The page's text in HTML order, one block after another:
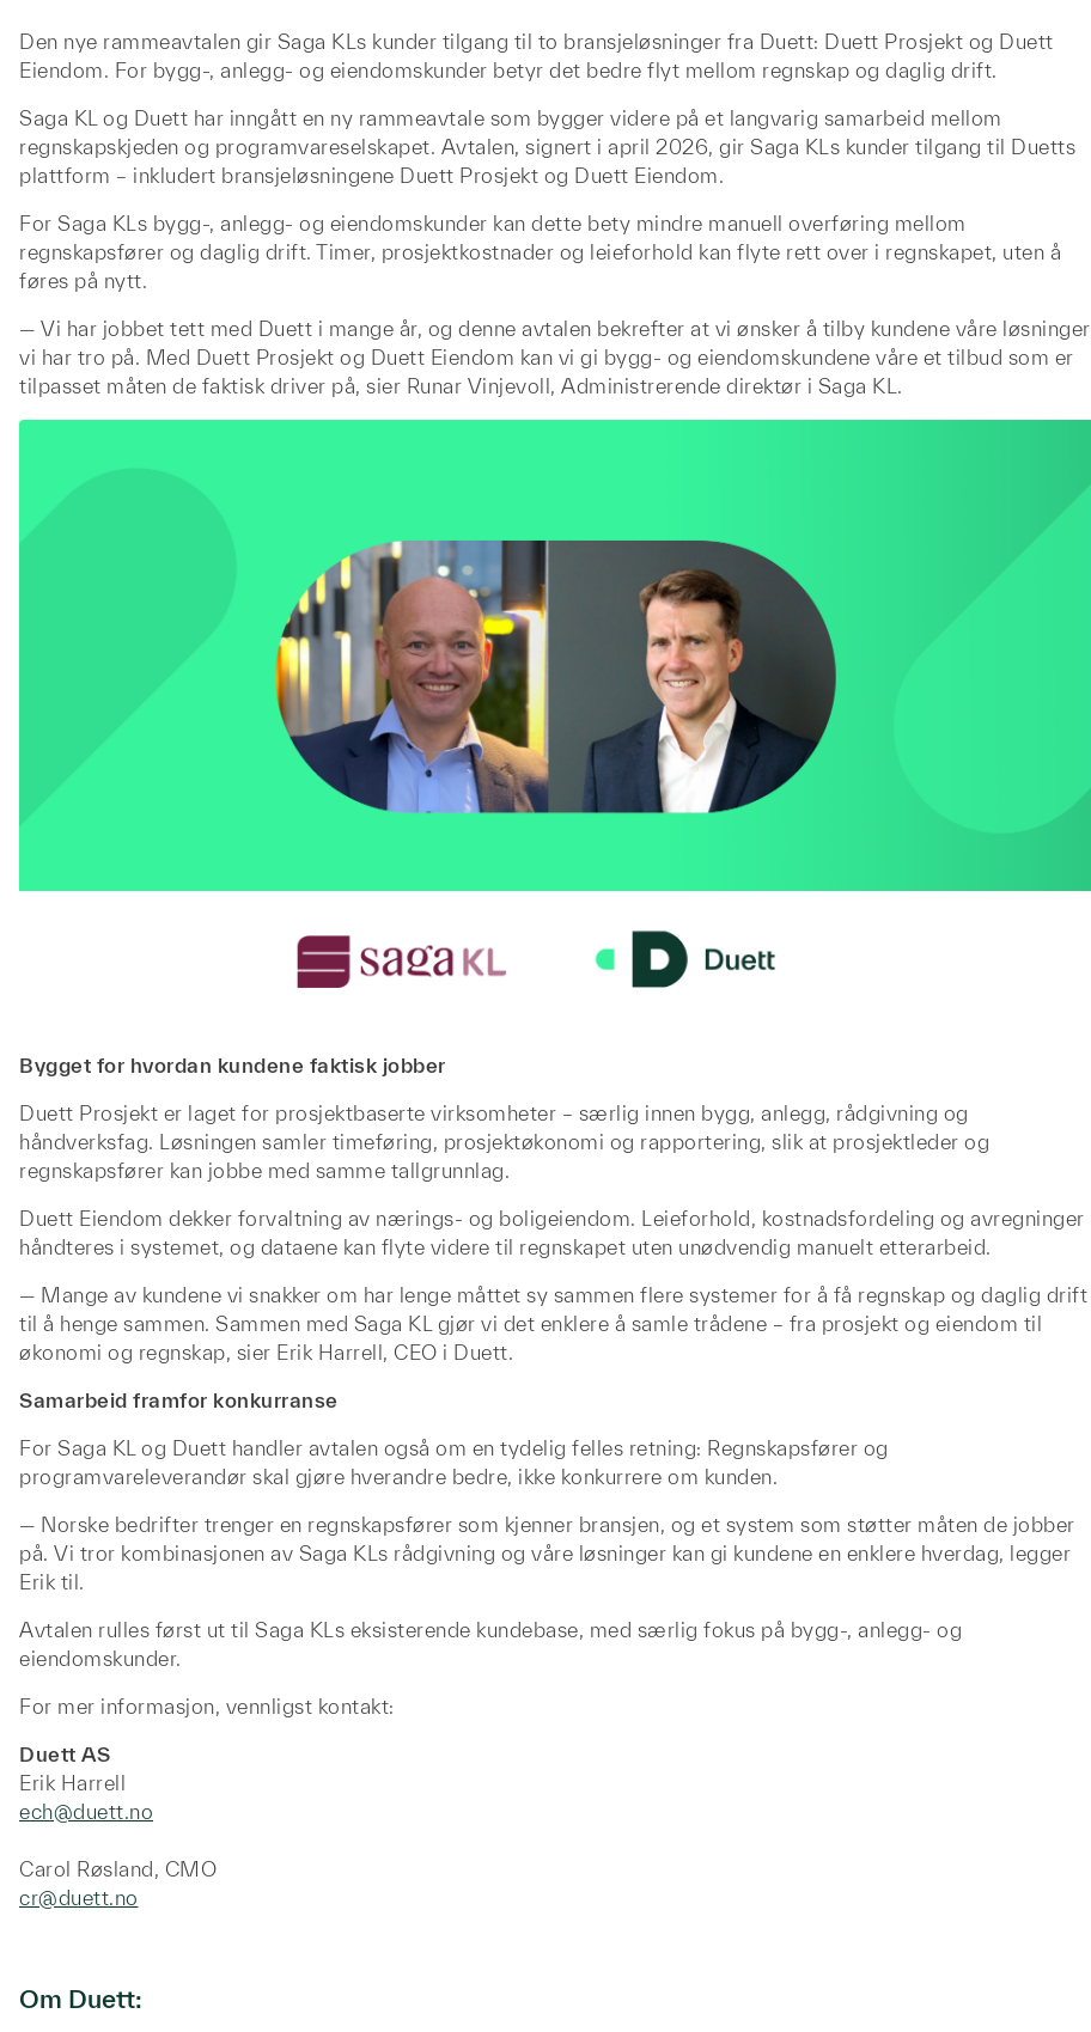
Den nye rammeavtalen gir Saga KLs kunder tilgang til to bransjeløsninger fra Duett: Duett Prosjekt og Duett
Eiendom. For bygg-, anlegg- og eiendomskunder betyr det bedre flyt mellom regnskap og daglig drift.
Saga KL og Duett har inngått en ny rammeavtale som bygger videre på et langvarig samarbeid mellom
regnskapskjeden og programvareselskapet. Avtalen, signert i april 2026, gir Saga KLs kunder tilgang til Duetts
plattform – inkludert bransjeløsningene Duett Prosjekt og Duett Eiendom.
For Saga KLs bygg-, anlegg- og eiendomskunder kan dette bety mindre manuell overføring mellom
regnskapsfører og daglig drift. Timer, prosjektkostnader og leieforhold kan flyte rett over i regnskapet, uten å
føres på nytt.
— Vi har jobbet tett med Duett i mange år, og denne avtalen bekrefter at vi ønsker å tilby kundene våre løsninger
vi har tro på. Med Duett Prosjekt og Duett Eiendom kan vi gi bygg- og eiendomskundene våre et tilbud som er
tilpasset måten de faktisk driver på, sier Runar Vinjevoll, Administrerende direktør i Saga KL.
Bygget for hvordan kundene faktisk jobber
Duett Prosjekt er laget for prosjektbaserte virksomheter – særlig innen bygg, anlegg, rådgivning og
håndverksfag. Løsningen samler timeføring, prosjektøkonomi og rapportering, slik at prosjektleder og
regnskapsfører kan jobbe med samme tallgrunnlag.
Duett Eiendom dekker forvaltning av nærings- og boligeiendom. Leieforhold, kostnadsfordeling og avregninger
håndteres i systemet, og dataene kan flyte videre til regnskapet uten unødvendig manuelt etterarbeid.
— Mange av kundene vi snakker om har lenge måttet sy sammen flere systemer for å få regnskap og daglig drift
til å henge sammen. Sammen med Saga KL gjør vi det enklere å samle trådene – fra prosjekt og eiendom til
økonomi og regnskap, sier Erik Harrell, CEO i Duett.
Samarbeid framfor konkurranse
For Saga KL og Duett handler avtalen også om en tydelig felles retning: Regnskapsfører og
programvareleverandør skal gjøre hverandre bedre, ikke konkurrere om kunden.
— Norske bedrifter trenger en regnskapsfører som kjenner bransjen, og et system som støtter måten de jobber
på. Vi tror kombinasjonen av Saga KLs rådgivning og våre løsninger kan gi kundene en enklere hverdag, legger
Erik til.
Avtalen rulles først ut til Saga KLs eksisterende kundebase, med særlig fokus på bygg-, anlegg- og
eiendomskunder.
For mer informasjon, vennligst kontakt:
Duett AS
Erik Harrell
ech@duett.no
Carol Røsland, CMO
cr@duett.no
Om Duett: